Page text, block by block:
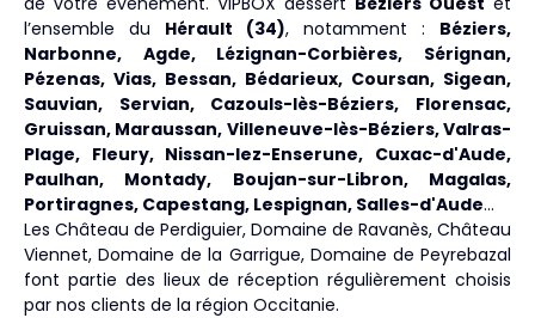
l’ensemble du Hérault (34), notamment : Béziers,
Narbonne, Agde, Lézignan-Corbières, Sérignan,
Pézenas, Vias, Bessan, Bédarieux, Coursan, Sigean,
Sauvian, Servian, Cazouls-lès-Béziers, Florensac,
Gruissan, Maraussan, Villeneuve-lès-Béziers, Valras-
Plage, Fleury, Nissan-lez-Enserune, Cuxac-d'Aude,
Paulhan, Montady, Boujan-sur-Libron, Magalas,
Portiragnes, Capestang, Lespignan, Salles-d'Aude…
Les Château de Perdiguier, Domaine de Ravanès, Château
Viennet, Domaine de la Garrigue, Domaine de Peyrebazal
font partie des lieux de réception régulièrement choisis
par nos clients de la région Occitanie.